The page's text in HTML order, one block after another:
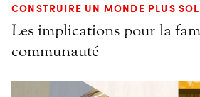
CONSTRUIRE UN MONDE PLUS
Les implications pour la
communauté